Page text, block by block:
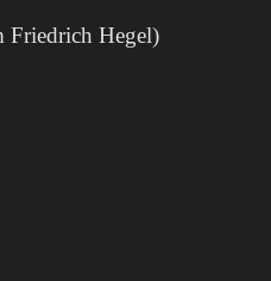
Friedrich Hegel)